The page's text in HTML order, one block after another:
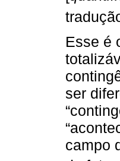
Esse é
ser
campo